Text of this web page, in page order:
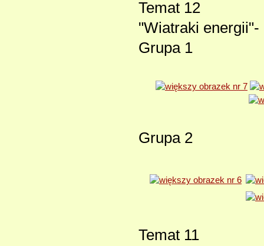
Temat 12
"Wiatraki
Grupa 1
Grupa 2
Temat 11